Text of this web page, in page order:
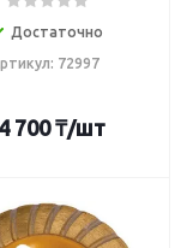
Достаточно
72997
700₸/шт